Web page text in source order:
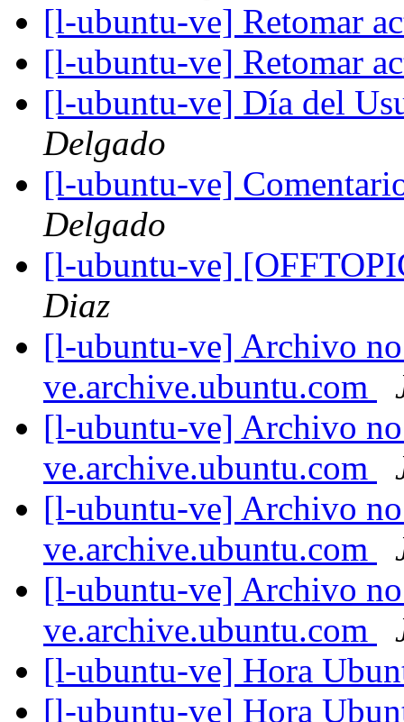
[l-ubuntu-ve] Retomar
[l-ubuntu-ve] Retomar
[l-ubuntu-ve] Día del
Delgado
[l-ubuntu-ve]
Delgado
[l-ubuntu-ve]
Diaz
[l-ubuntu-ve] Archivo
ve.archive.ubuntu.com
[l-ubuntu-ve] Archivo
ve.archive.ubuntu.com
[l-ubuntu-ve] Archivo
ve.archive.ubuntu.com
[l-ubuntu-ve] Archivo
ve.archive.ubuntu.com
[l-ubuntu-ve] Hora
[l-ubuntu-ve] Hora